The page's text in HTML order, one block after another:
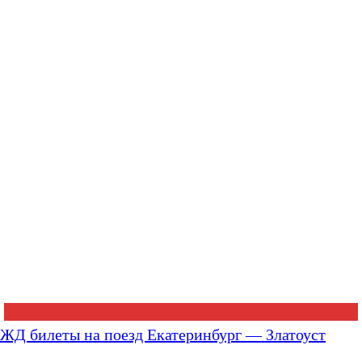
ЖД билеты на поезд Екатеринбург — Златоуст